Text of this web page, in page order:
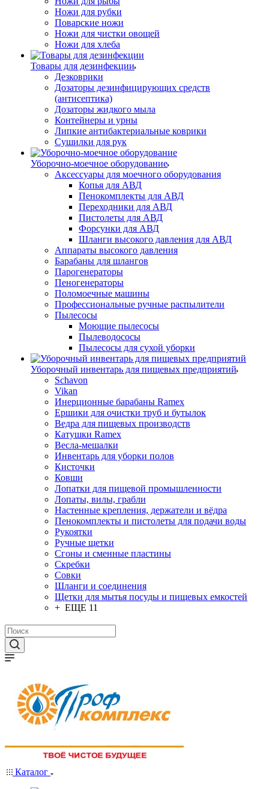
Ножи для рубки
Поварские ножи
Ножи для чистки овощей
Ножи для хлеба
Товары для дезинфекции
Дезковрики
Дозаторы дезинфицирующих средств
(антисептика)
Дозаторы жидкого мыла
Контейнеры и урны
Липкие антибактериальные коврики
Сушилки для рук
Уборочно-моечное оборудование
Аксессуары для моечного оборудования
Копья для АВД
Пенокомплекты для АВД
Переходники для АВД
Пистолеты для АВД
Форсунки для АВД
Шланги высокого давления для АВД
Аппараты высокого давления
Барабаны для шлангов
Парогенераторы
Пеногенераторы
Поломоечные машины
Профессиональные ручные распылители
Пылесосы
Моющие пылесосы
Пылеводососы
Пылесосы для сухой уборки
Уборочный инвентарь для пищевых предприятий
Schavon
Vikan
Инерционные барабаны Ramex
Ершики для очистки труб и бутылок
Ведра для пищевых производств
Катушки Ramex
Весла-мешалки
Инвентарь для уборки полов
Кисточки
Ковши
Лопатки для пищевой промышленности
Лопаты, вилы, грабли
Настенные крепления, держатели и вёдра
Пенокомплекты и пистолеты для подачи воды
Рукоятки
Ручные щетки
Сгоны и сменные пластины
Скребки
Совки
Шланги и соединения
Щетки для мытья посуды и пищевых емкостей
+ ЕЩЕ 11
Каталог